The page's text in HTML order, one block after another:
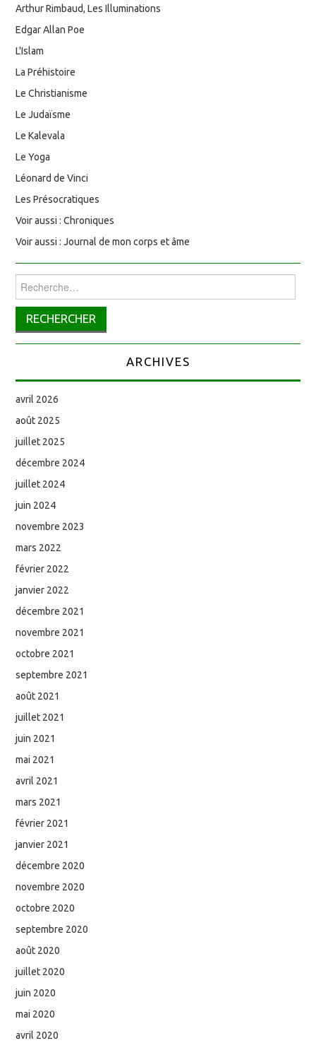
Arthur Rimbaud, Les Illuminations
Edgar Allan Poe
L'Islam
La Préhistoire
Le Christianisme
Le Judaïsme
Le Kalevala
Le Yoga
Léonard de Vinci
Les Présocratiques
Voir aussi : Chroniques
Voir aussi : Journal de mon corps et âme
Rechercher :
ARCHIVES
avril 2026
août 2025
juillet 2025
décembre 2024
juillet 2024
juin 2024
novembre 2023
mars 2022
février 2022
janvier 2022
décembre 2021
novembre 2021
octobre 2021
septembre 2021
août 2021
juillet 2021
juin 2021
mai 2021
avril 2021
mars 2021
février 2021
janvier 2021
décembre 2020
novembre 2020
octobre 2020
septembre 2020
août 2020
juillet 2020
juin 2020
mai 2020
avril 2020